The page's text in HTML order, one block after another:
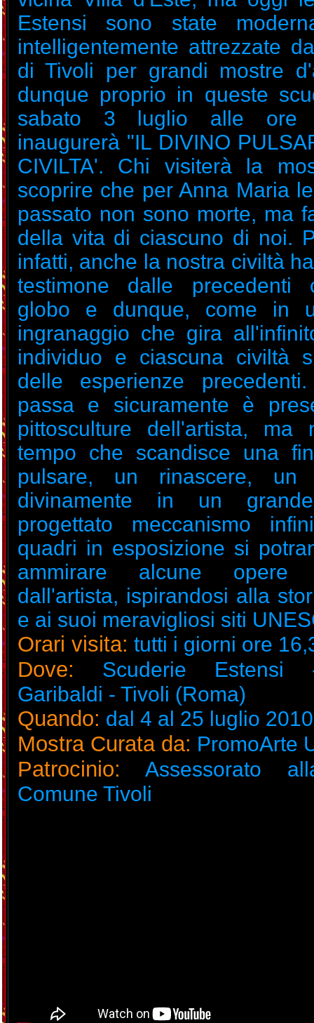
Estensi sono state
intelligentemente attrezzate
di Tivoli per grandi mostre
dunque proprio in queste
sabato 3 luglio alle ore
inaugurerà "IL DIVINO
CIVILTA'. Chi visiterà la
scoprire che per Anna Maria
passato non sono morte, ma
della vita di ciascuno di noi.
infatti, anche la nostra civiltà
testimone dalle precedenti
globo e dunque, come in
ingranaggio che gira
individuo e ciascuna civiltà
delle esperienze
passa e sicuramente è
pittosculture dell'artista,
tempo che scandisce una
pulsare, un rinascere, un
divinamente in un
progettato meccanismo
quadri in esposizione si
ammirare alcune opere
dall'artista, ispirandosi alla
e ai suoi meravigliosi siti
Orari visita: tutti i giorni ore
Dove: Scuderie Estensi
Garibaldi - Tivoli (Roma)
Quando: dal 4 al 25 luglio 2010
Mostra Curata da: PromoArte
Patrocinio: Assessorato
Comune Tivoli